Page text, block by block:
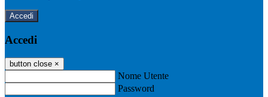
Accedi
Accedi
button close ×
Nome Utente
Password